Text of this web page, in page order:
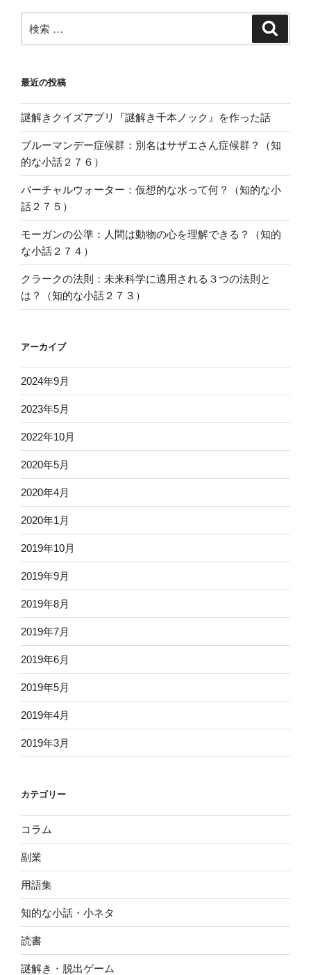
索:
最近の投稿
謎解きクイズアプリ『謎解き千本ノック』を作った話
ブルーマンデー症候群：別名はサザエさん症候群？（知
的な小話２７６）
バーチャルウォーター：仮想的な水って何？（知的な小
話２７５）
モーガンの公準：人間は動物の心を理解できる？（知的
な小話２７４）
クラークの法則：未来科学に適用される３つの法則と
は？（知的な小話２７３）
アーカイブ
2024年9月
2023年5月
2022年10月
2020年5月
2020年4月
2020年1月
2019年10月
2019年9月
2019年8月
2019年7月
2019年6月
2019年5月
2019年4月
2019年3月
カテゴリー
コラム
副業
用語集
知的な小話・小ネタ
読書
謎解き・脱出ゲーム